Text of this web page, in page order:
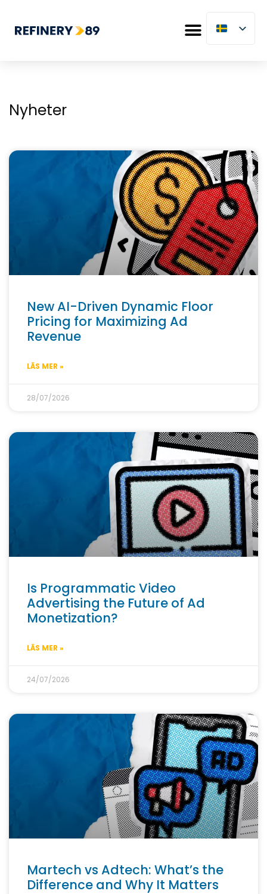
Nyheter
New AI-Driven Dynamic Floor
Pricing for Maximizing Ad
Revenue
LÄS MER »
28/07/2026
Is Programmatic Video
Advertising the Future of Ad
Monetization?
LÄS MER »
24/07/2026
Martech vs Adtech: What’s the
Difference and Why It Matters